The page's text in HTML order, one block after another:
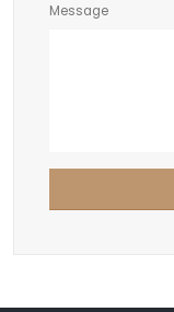
Message